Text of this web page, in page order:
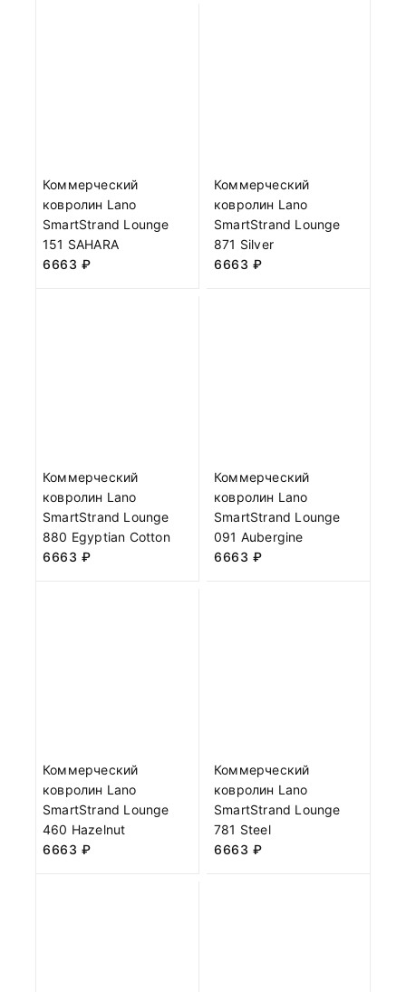
Коммерческий
ковролин Lano
SmartStrand Lounge
151 SAHARA
6663 ₽
Коммерческий
ковролин Lano
SmartStrand Lounge
871 Silver
6663 ₽
Коммерческий
ковролин Lano
SmartStrand Lounge
880 Egyptian Cotton
6663 ₽
Коммерческий
ковролин Lano
SmartStrand Lounge
091 Aubergine
6663 ₽
Коммерческий
ковролин Lano
SmartStrand Lounge
460 Hazelnut
6663 ₽
Коммерческий
ковролин Lano
SmartStrand Lounge
781 Steel
6663 ₽